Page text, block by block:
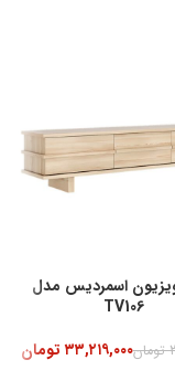
اسمردیس مدل
TV106
تومان۳۳,۲۱۹,۰۰۰ تومان